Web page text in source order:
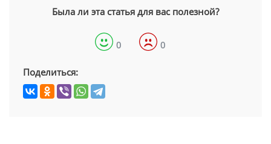
Была ли эта статья для вас полезной?
0 0
Поделиться: